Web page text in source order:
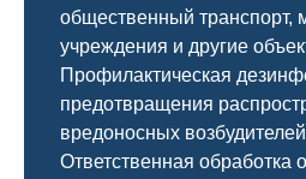
общественный транспорт,
учреждения и другие
Профилактическая
предотвращения
вредоносных
Ответственная обработка